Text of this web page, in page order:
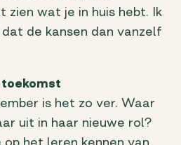
zien wat je in huis hebt. Ik
de kansen dan vanzelf
is het zo ver. Waar
uit in haar nieuwe rol?
op het leren kennen van